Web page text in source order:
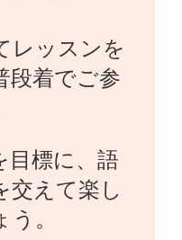
レッスンを
段着でご参
目標に、語
交えて楽し
。